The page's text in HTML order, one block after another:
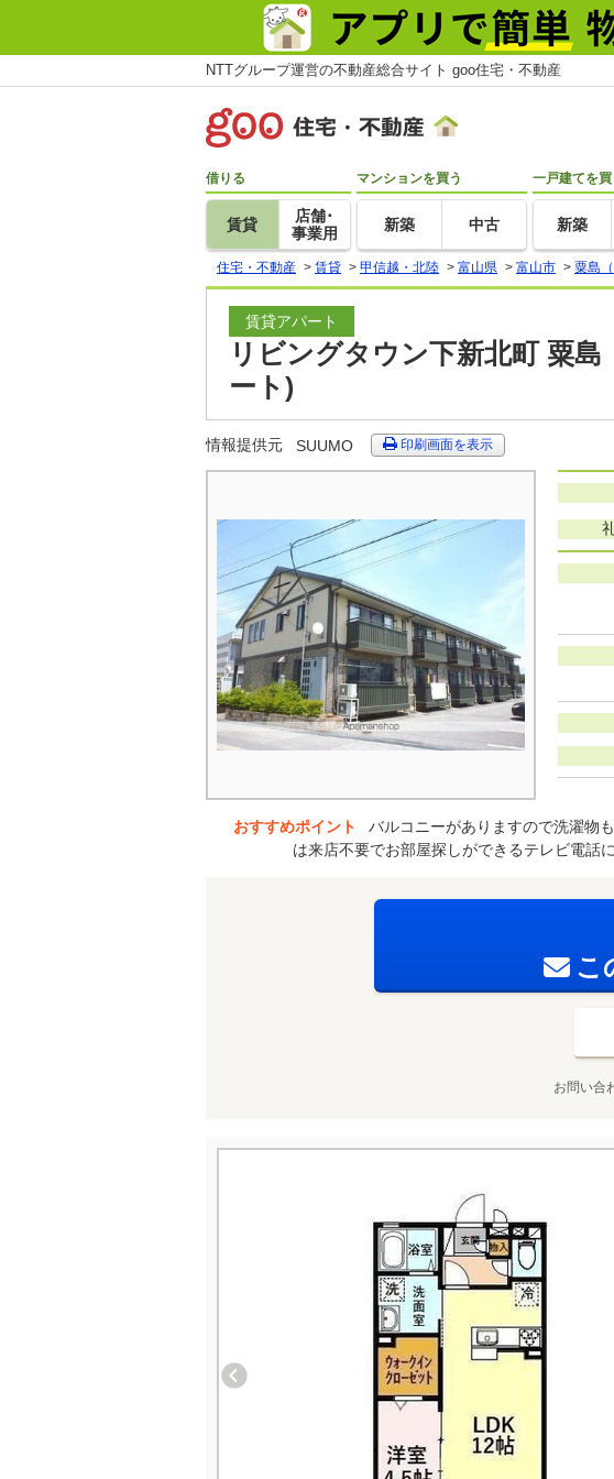
NTTグループ運営の不動産総合サイト goo住宅・不動産
借りる
賃貸
店舗･
事業用
マンションを買う
新築 中古
一戸建てを買
新築
住宅・不動産 > 賃貸 > 甲信越・北陸 > 富山県 > 富山市 > 粟島
賃貸アパート
リビングタウン下新北町 粟
ート)
情報提供元 SUUMO 印刷画面を表示
おすすめポイント
バルコニーがありますので洗濯
は来店不要でお部屋探しができるテレビ電話
こ
お問い合